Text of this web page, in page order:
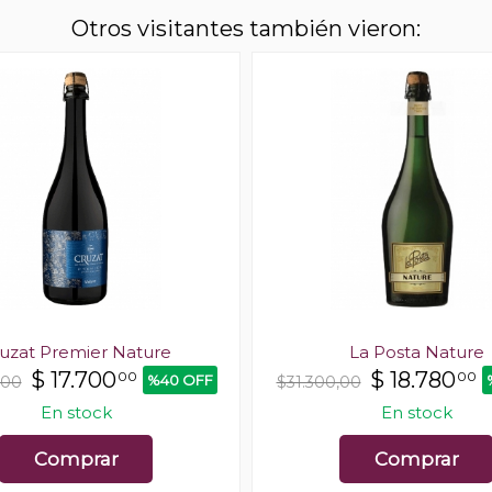
Otros visitantes también vieron:
Premier Nature
$ 17.70000 %40 OFF
En stock
Comprar
La Posta Nature
$31.300,00 $ 18.78000
En stock
Comprar